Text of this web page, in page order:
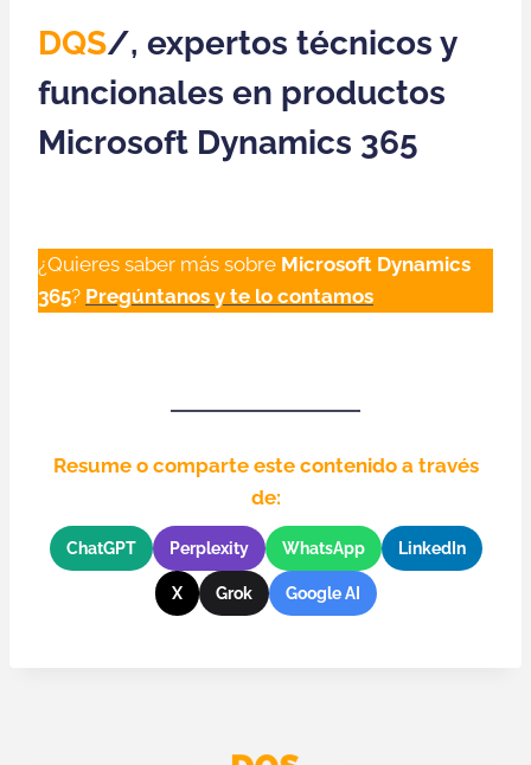
DQS/, expertos técnicos y
funcionales en productos
Microsoft Dynamics 365
¿Quieres saber más sobre Microsoft Dynamics
365? Pregúntanos y te lo contamos
Resume o comparte este contenido a través
de:
ChatGPT Perplexity WhatsApp LinkedIn
X Grok Google AI